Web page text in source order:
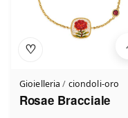
♡
Gioielleria / ciondoli-oro
Rosae Bracciale